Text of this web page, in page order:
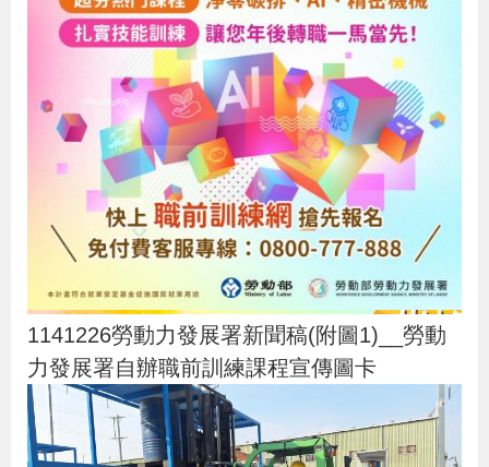
1141226勞動力發展署新聞稿(附圖1)__勞動
力發展署自辦職前訓練課程宣傳圖卡